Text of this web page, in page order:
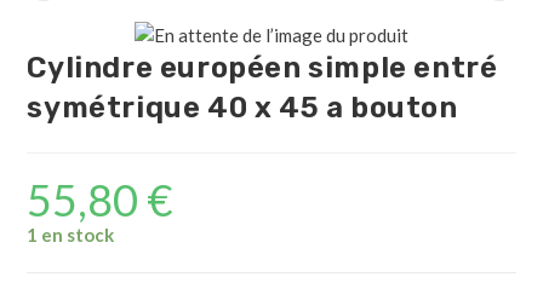
Cylindre européen simple entré
symétrique 40 x 45 a bouton
55,80 €
1 en stock